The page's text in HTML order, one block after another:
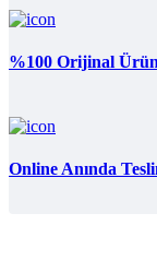
%100 Orijinal Ürün
Online Anında